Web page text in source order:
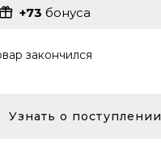
+73 бонуса
закончился
Узнать о поступлении